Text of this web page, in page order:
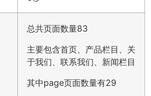
总共页面数量83
主要包含首页、产品栏目、关
于我们、联系我们、新闻栏目
其中page页面数量有29